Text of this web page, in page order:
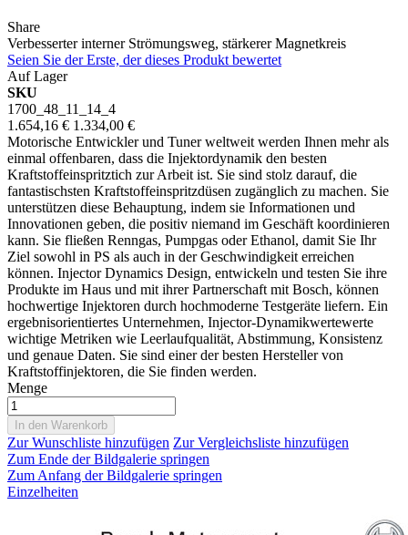
Share
Verbesserter interner Strömungsweg, stärkerer Magnetkreis
Seien Sie der Erste, der dieses Produkt bewertet
Auf Lager
SKU
1700_48_11_14_4
1.654,16 € 1.334,00 €
Motorische Entwickler und Tuner weltweit werden Ihnen mehr als
einmal offenbaren, dass die Injektordynamik den besten
Kraftstoffeinspritztich zur Arbeit ist. Sie sind stolz darauf, die
fantastischsten Kraftstoffeinspritzdüsen zugänglich zu machen. Sie
unterstützen diese Behauptung, indem sie Informationen und
Innovationen geben, die positiv niemand im Geschäft koordinieren
kann. Sie fließen Renngas, Pumpgas oder Ethanol, damit Sie Ihr
Ziel sowohl in PS als auch in der Geschwindigkeit erreichen
können. Injector Dynamics Design, entwickeln und testen Sie ihre
Produkte im Haus und mit ihrer Partnerschaft mit Bosch, können
hochwertige Injektoren durch hochmoderne Testgeräte liefern. Ein
ergebnisorientiertes Unternehmen, Injector-Dynamikwertewerte
wichtige Metriken wie Leerlaufqualität, Abstimmung, Konsistenz
und genaue Daten. Sie sind einer der besten Hersteller von
Kraftstoffinjektoren, die Sie finden werden.
Menge
In den Warenkorb
Zur Wunschliste hinzufügen Zur Vergleichsliste hinzufügen
Zum Ende der Bildgalerie springen
Zum Anfang der Bildgalerie springen
Einzelheiten